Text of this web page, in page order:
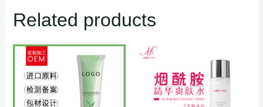
Related products